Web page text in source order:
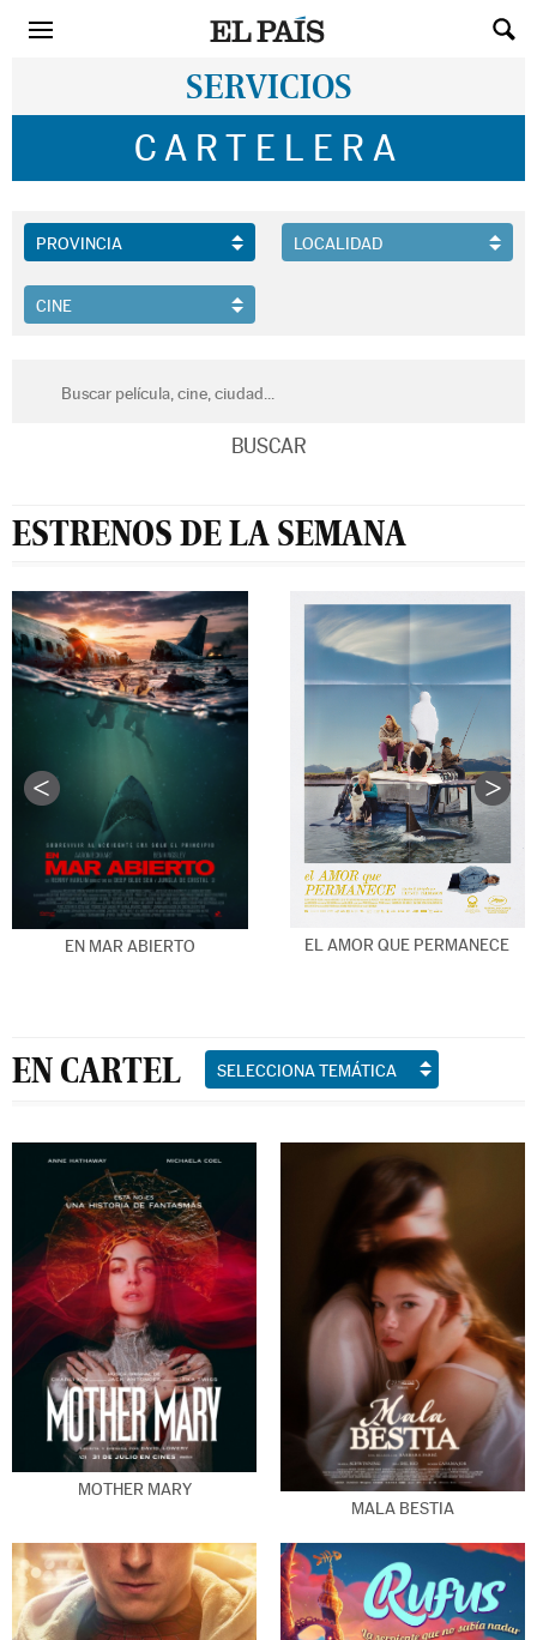
SERVICIOS
CARTELERA
ESTRENOS DE LA SEMANA
EN MAR ABIERTO EL AMOR QUE PERMANECE
EN CARTEL
MOTHER MARY
MALA BESTIA